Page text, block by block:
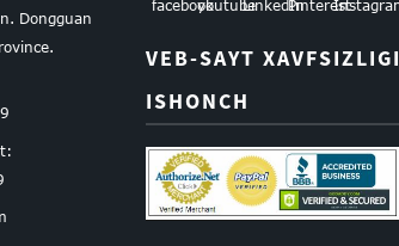
Dongguan
VEB-SAYT XAVFSIZLIGI
ISHONCH